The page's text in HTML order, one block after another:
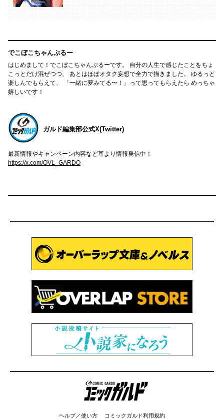
でこぼこちゃんぷるー
はじめまして！でこぼこちゃんぷるーです。 自分の人生で感じたことをちょ
こっとだけ混ぜつつ、 あとはほぼオタク妄想で全力で描きました。 ゆるっと
楽しんでもらえて、 「一緒に夢みてる〜！」って思ってもらえたら めっちゃ
嬉しいです！
ガルド編集部公式X(Twitter)
最新情報やキャンペーン内容など耳より情報発信中！
https://x.com/OVL_GARDO
コミックガルド
ヘルプ／使い方 コミックガルド利用規約